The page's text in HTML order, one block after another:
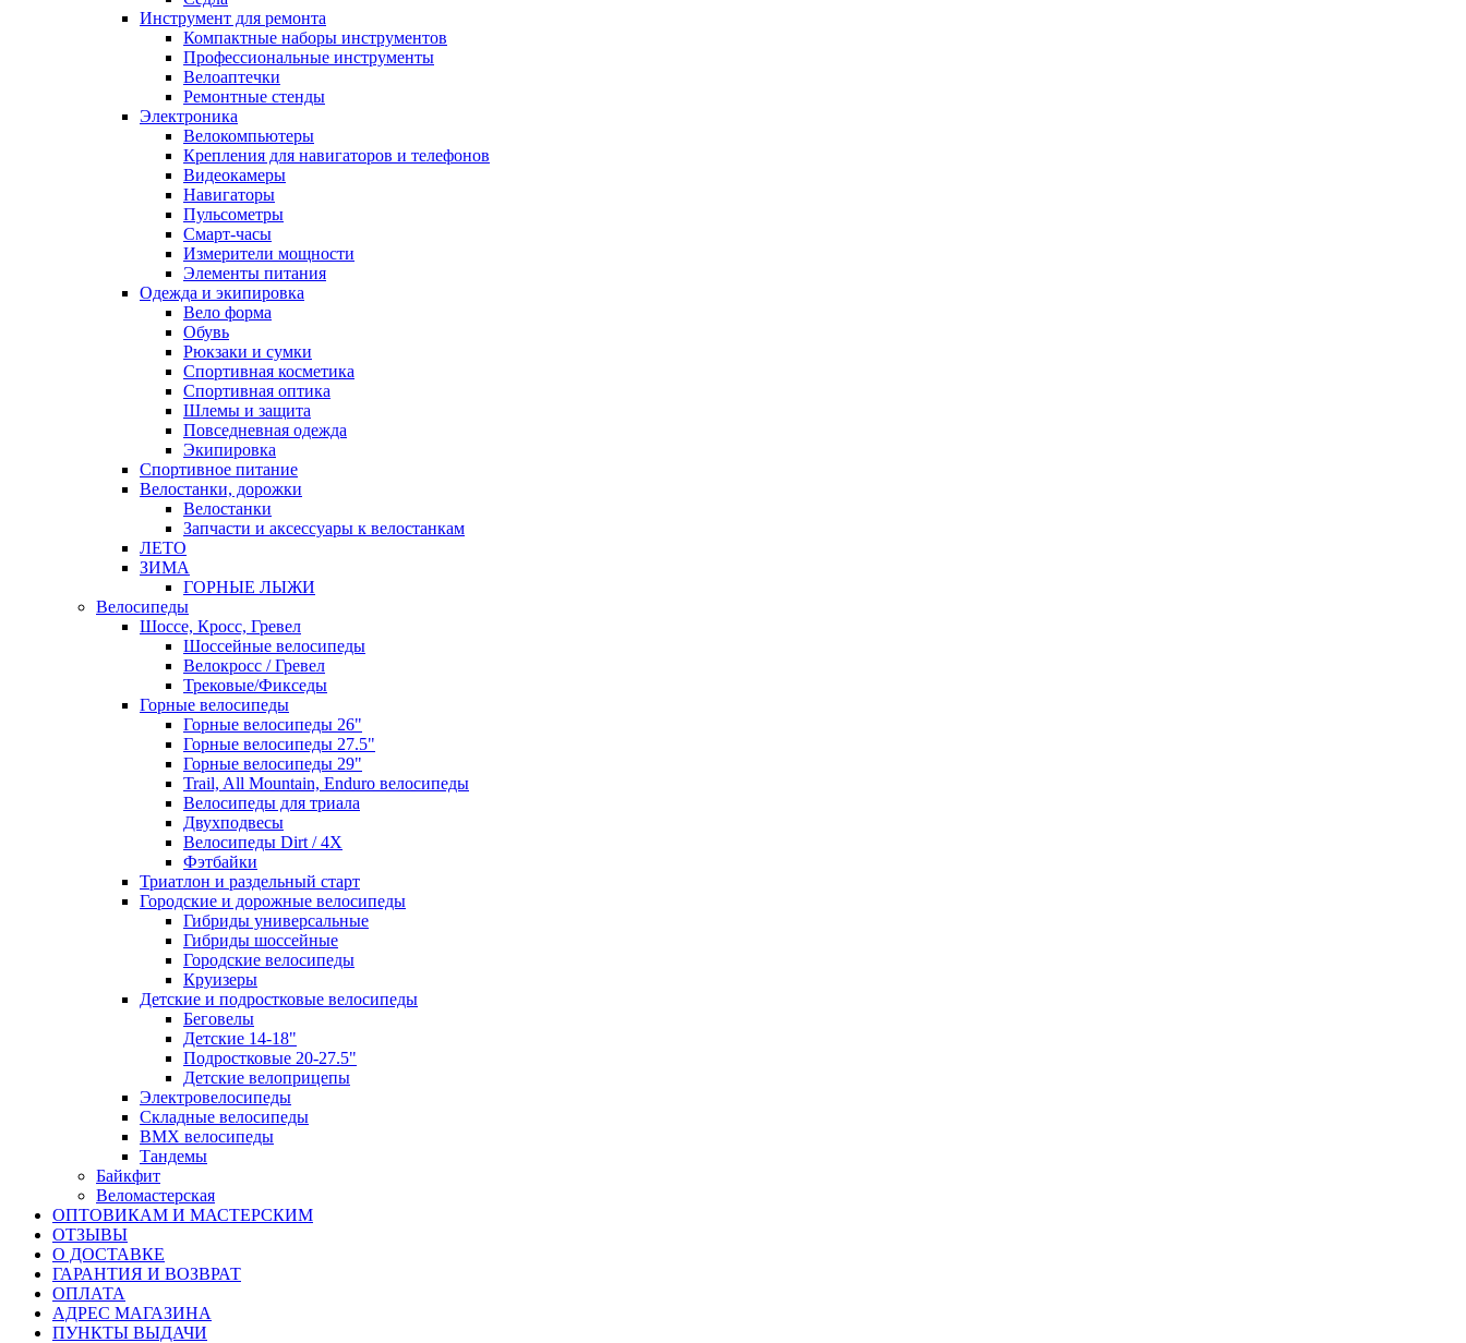
Инструмент для ремонта
Компактные наборы инструментов
Профессиональные инструменты
Велоаптечки
Ремонтные стенды
Электроника
Велокомпьютеры
Крепления для навигаторов и телефонов
Видеокамеры
Навигаторы
Пульсометры
Смарт-часы
Измерители мощности
Элементы питания
Одежда и экипировка
Вело форма
Обувь
Рюкзаки и сумки
Спортивная косметика
Спортивная оптика
Шлемы и защита
Повседневная одежда
Экипировка
Спортивное питание
Велостанки, дорожки
Велостанки
Запчасти и аксессуары к велостанкам
ЛЕТО
ЗИМА
ГОРНЫЕ ЛЫЖИ
Велосипеды
Шоссе, Кросс, Гревел
Шоссейные велосипеды
Велокросс / Гревел
Трековые/Фикседы
Горные велосипеды
Горные велосипеды 26"
Горные велосипеды 27.5"
Горные велосипеды 29"
Trail, All Mountain, Enduro велосипеды
Велосипеды для триала
Двухподвесы
Велосипеды Dirt / 4X
Фэтбайки
Триатлон и раздельный старт
Городские и дорожные велосипеды
Гибриды универсальные
Гибриды шоссейные
Городские велосипеды
Круизеры
Детские и подростковые велосипеды
Беговелы
Детские 14-18"
Подростковые 20-27.5"
Детские велоприцепы
Электровелосипеды
Складные велосипеды
BMX велосипеды
Тандемы
Байкфит
Веломастерская
ОПТОВИКАМ И МАСТЕРСКИМ
ОТЗЫВЫ
О ДОСТАВКЕ
ГАРАНТИЯ И ВОЗВРАТ
ОПЛАТА
АДРЕС МАГАЗИНА
ПУНКТЫ ВЫДАЧИ